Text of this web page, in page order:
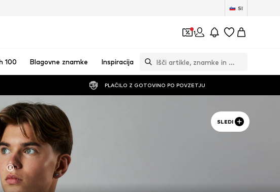
SI
1
100 Blagovne znamke Inspiracija
PLAČILO Z GOTOVINO PO POVZETJU
SLEDI